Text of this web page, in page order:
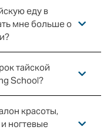
еду в
мне больше о
тайской
School?
красоты,
ногтевые